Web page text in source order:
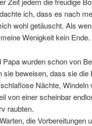
ich, dass es nach
wohl getäuscht. Als
Wenigkeit kein Ende.
Papa wurden schon von
sie beweisen, dass sie
Nächte,
von einer scheinbar
raubten.
die Vorbereitungen